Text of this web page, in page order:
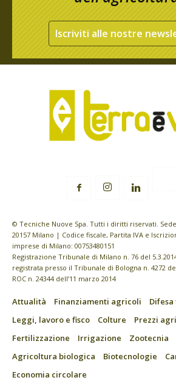
Iscriviti alle nostre
© Tecniche Nuove Spa. Tutti i diritti riservati.
20157 Milano | Codice fiscale, Partita IVA e
imprese di Milano: 00753480151
Registrazione Tribunale di Milano n. 76 del
registrata presso il Tribunale di Bologna n. 4272
ROC n. 24344 dell’11 marzo 2014
Attualità Finanziamenti agricoli
Leggi, lavoro e fisco
Colture
Prezzi
Fertilizzazione
Irrigazione Zootecnia
Agricoltura biologica
Biotecnologie
Economia circolare